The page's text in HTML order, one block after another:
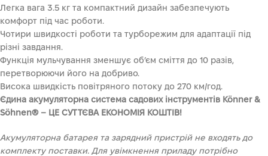
Легка вага 3.5 кг та компактний дизайн забезпечують
комфорт під час роботи.
Чотири швидкості роботи та турборежим для адаптації під
різні завдання.
Функція мульчування зменшує об’єм сміття до 10 разів,
перетворюючи його на добриво.
Висока швидкість повітряного потоку до 270 км/год.
Єдина акумуляторна система садових інструментів Könner &
Söhnen® – ЦЕ СУТТЄВА ЕКОНОМІЯ КОШТІВ!
Акумуляторна батарея та зарядний пристрій не входять до
комплекту поставки. Для увімкнення приладу потрібно